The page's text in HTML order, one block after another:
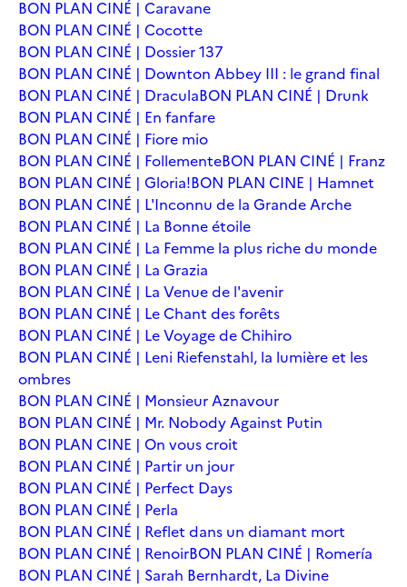
BON PLAN CINÉ | Caravane
BON PLAN CINÉ | Cocotte
BON PLAN CINÉ | Dossier 137
BON PLAN CINÉ | Downton Abbey III : le grand final
BON PLAN CINÉ | DraculaBON PLAN CINÉ | Drunk
BON PLAN CINÉ | En fanfare
BON PLAN CINÉ | Fiore mio
BON PLAN CINÉ | FollementeBON PLAN CINÉ | Franz
BON PLAN CINÉ | Gloria!BON PLAN CINE | Hamnet
BON PLAN CINÉ | L'Inconnu de la Grande Arche
BON PLAN CINÉ | La Bonne étoile
BON PLAN CINÉ | La Femme la plus riche du monde
BON PLAN CINÉ | La Grazia
BON PLAN CINÉ | La Venue de l'avenir
BON PLAN CINÉ | Le Chant des forêts
BON PLAN CINÉ | Le Voyage de Chihiro
BON PLAN CINÉ | Leni Riefenstahl, la lumière et les
ombres
BON PLAN CINÉ | Monsieur Aznavour
BON PLAN CINÉ | Mr. Nobody Against Putin
BON PLAN CINE | On vous croit
BON PLAN CINÉ | Partir un jour
BON PLAN CINÉ | Perfect Days
BON PLAN CINÉ | Perla
BON PLAN CINÉ | Reflet dans un diamant mort
BON PLAN CINÉ | RenoirBON PLAN CINÉ | Romería
BON PLAN CINÉ | Sarah Bernhardt, La Divine